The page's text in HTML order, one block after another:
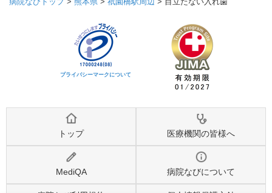
プライバシーマークについて
トップ 医療機関の皆様へ
MediQA 病院なびについて